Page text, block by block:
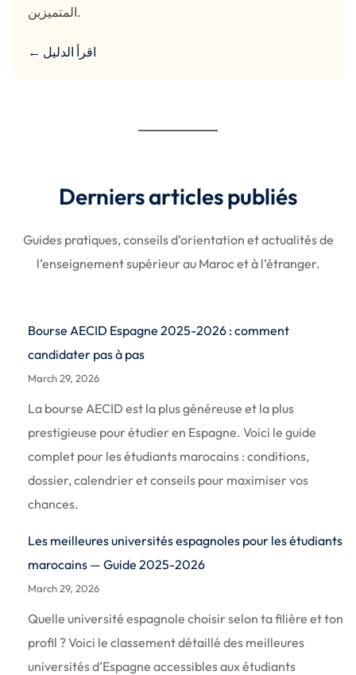
المتميزين.
← اقرأ الدليل
Derniers articles publiés
Guides pratiques, conseils d’orientation et actualités de
l’enseignement supérieur au Maroc et à l’étranger.
Bourse AECID Espagne 2025-2026 : comment
candidater pas à pas
March 29, 2026
La bourse AECID est la plus généreuse et la plus
prestigieuse pour étudier en Espagne. Voici le guide
complet pour les étudiants marocains : conditions,
dossier, calendrier et conseils pour maximiser vos
chances.
Les meilleures universités espagnoles pour les étudiants
marocains — Guide 2025-2026
March 29, 2026
Quelle université espagnole choisir selon ta filière et ton
profil ? Voici le classement détaillé des meilleures
universités d’Espagne accessibles aux étudiants